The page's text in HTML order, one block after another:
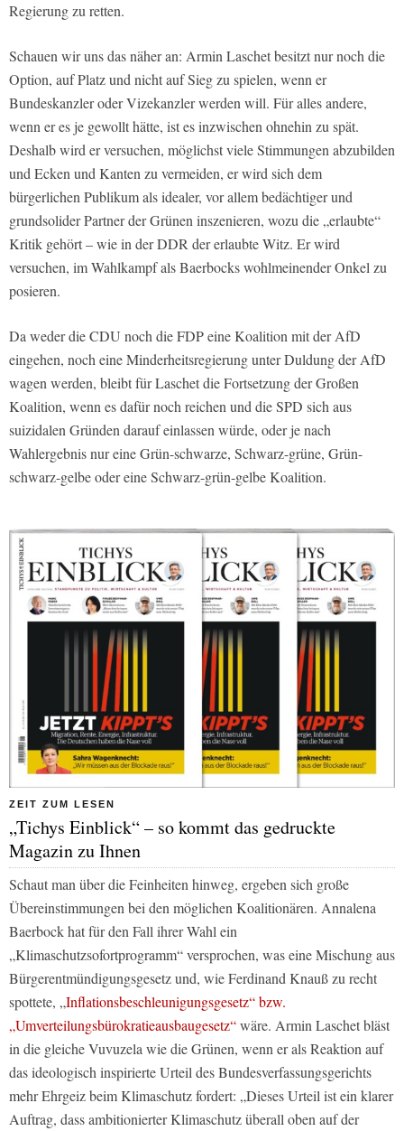
Regierung zu retten.
Schauen wir uns das näher an: Armin Laschet besitzt nur noch die
Option, auf Platz und nicht auf Sieg zu spielen, wenn er
Bundeskanzler oder Vizekanzler werden will. Für alles andere,
wenn er es je gewollt hätte, ist es inzwischen ohnehin zu spät.
Deshalb wird er versuchen, möglichst viele Stimmungen abzubilden
und Ecken und Kanten zu vermeiden, er wird sich dem
bürgerlichen Publikum als idealer, vor allem bedächtiger und
grundsolider Partner der Grünen inszenieren, wozu die „erlaubte“
Kritik gehört – wie in der DDR der erlaubte Witz. Er wird
versuchen, im Wahlkampf als Baerbocks wohlmeinender Onkel zu
posieren.
Da weder die CDU noch die FDP eine Koalition mit der AfD
eingehen, noch eine Minderheitsregierung unter Duldung der AfD
wagen werden, bleibt für Laschet die Fortsetzung der Großen
Koalition, wenn es dafür noch reichen und die SPD sich aus
suizidalen Gründen darauf einlassen würde, oder je nach
Wahlergebnis nur eine Grün-schwarze, Schwarz-grüne, Grün-
schwarz-gelbe oder eine Schwarz-grün-gelbe Koalition.
ZEIT ZUM LESEN
„Tichys Einblick“ – so kommt das gedruckte
Magazin zu Ihnen
Schaut man über die Feinheiten hinweg, ergeben sich große
Übereinstimmungen bei den möglichen Koalitionären. Annalena
Baerbock hat für den Fall ihrer Wahl ein
„Klimaschutzsofortprogramm“ versprochen, was eine Mischung aus
Bürgerentmündigungsgesetz und, wie Ferdinand Knauß zu recht
spottete, „Inflationsbeschleunigungsgesetz“ bzw.
„Umverteilungsbürokratieausbaugesetz“wäre. Armin Laschet bläst
in die gleiche Vuvuzela wie die Grünen, wenn er als Reaktion auf
das ideologisch inspirierte Urteil des Bundesverfassungsgerichts
mehr Ehrgeiz beim Klimaschutz fordert: „Dieses Urteil ist ein klarer
Auftrag, dass ambitionierter Klimaschutz überall oben auf der